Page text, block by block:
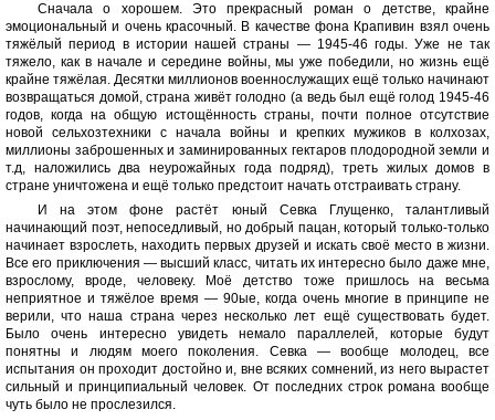
Сначала о хорошем. Это прекрасный роман о детстве, крайне
эмоциональный и очень красочный. В качестве фона Крапивин взял очень
тяжёлый период в истории нашей страны — 1945-46 годы. Уже не так
тяжело, как в начале и середине войны, мы уже победили, но жизнь ещё
крайне тяжёлая. Десятки миллионов военнослужащих ещё только начинают
возвращаться домой, страна живёт голодно (а ведь был ещё голод 1945-46
годов, когда на общую истощённость страны, почти полное отсутствие
новой сельхозтехники с начала войны и крепких мужиков в колхозах,
миллионы заброшенных и заминированных гектаров плодородной земли и
т.д, наложились два неурожайных года подряд), треть жилых домов в
стране уничтожена и ещё только предстоит начать отстраивать страну.
И на этом фоне растёт юный Севка Глущенко, талантливый
начинающий поэт, непоседливый, но добрый пацан, который только-только
начинает взрослеть, находить первых друзей и искать своё место в жизни.
Все его приключения — высший класс, читать их интересно было даже мне,
взрослому, вроде, человеку. Моё детство тоже пришлось на весьма
неприятное и тяжёлое время — 90ые, когда очень многие в принципе не
верили, что наша страна через несколько лет ещё существовать будет.
Было очень интересно увидеть немало параллелей, которые будут
понятны и людям моего поколения. Севка — вообще молодец, все
испытания он проходит достойно и, вне всяких сомнений, из него вырастет
сильный и принципиальный человек. От последних строк романа вообще
чуть было не прослезился.